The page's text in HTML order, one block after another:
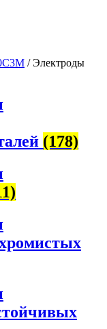
/ Электроды
(178)